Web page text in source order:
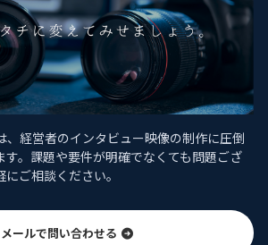
、経営者のインタビュー映像の制作に圧倒
す。課題や要件が明確でなくても問題ござ
ご相談ください。
メールで問い合わせる